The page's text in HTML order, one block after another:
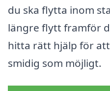
du ska flytta inom
längre flytt framför
hitta rätt hjälp för
smidig som möjligt.